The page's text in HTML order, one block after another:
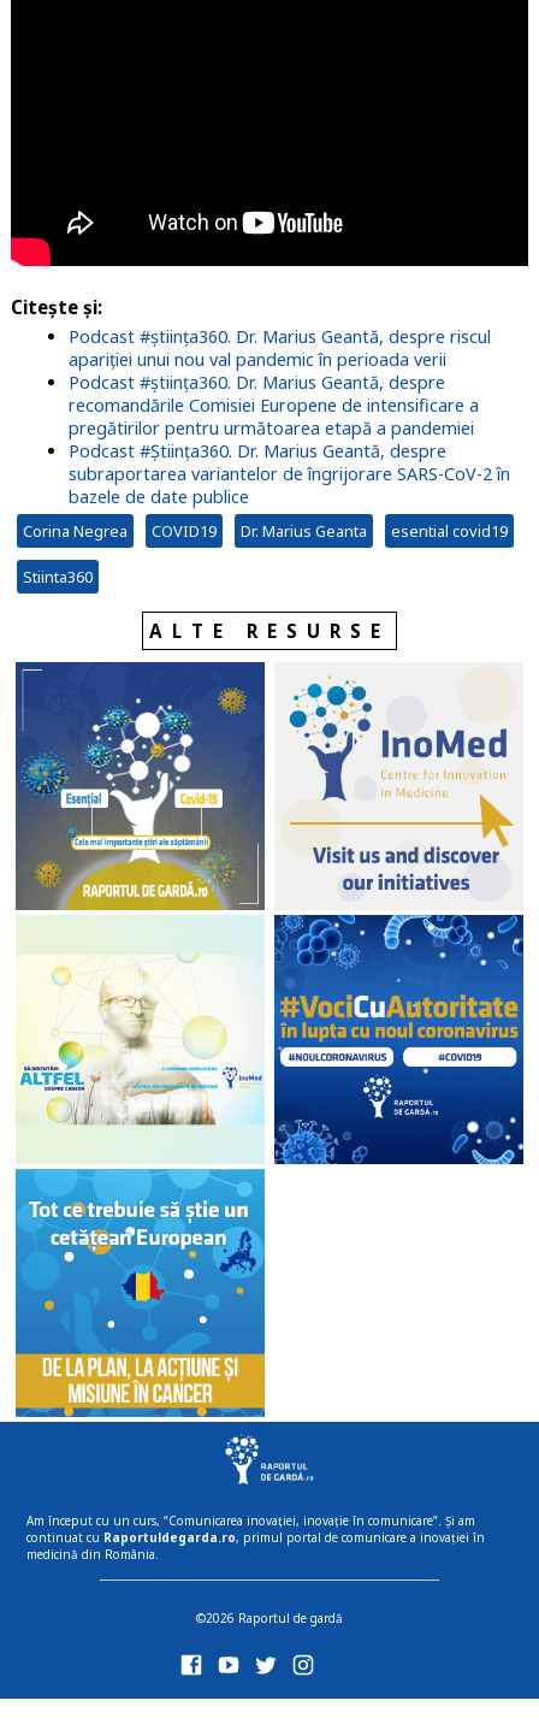
Citește și:
Podcast #știința360. Dr. Marius Geantă, despre riscul
apariției unui nou val pandemic în perioada verii
Podcast #știința360. Dr. Marius Geantă, despre
recomandările Comisiei Europene de intensificare a
pregătirilor pentru următoarea etapă a pandemiei
Podcast #Știința360. Dr. Marius Geantă, despre
subraportarea variantelor de îngrijorare SARS-CoV-2 în
bazele de date publice
Corina Negrea COVID19 Dr. Marius Geanta esential covid19
Stiinta360
ALTE RESURSE
Am început cu un curs, “Comunicarea inovației, inovație în comunicare”. Și am
continuat cu Raportuldegarda.ro, primul portal de comunicare a inovației în
medicină din România.
©2026 Raportul de gardă